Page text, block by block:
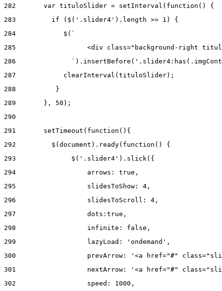
282
       var tituloSlider = setInterval(function() {
283
         if ($('.slider4').length >= 1) {
284
            $(`
285
<div class="background-right
286
287
            clearInterval(tituloSlider);
288
          }
289
       }, 50);
290
291
       setTimeout(function(){
292
         $(document).ready(function() {
293
              $('.slider4').slick({
294
                  arrows: true,
295
                  slidesToShow: 4,
296
                  slidesToScroll: 4,
297
                  dots:true,
298
                  infinite: false,
299
                  lazyLoad: 'ondemand',
300
prevArrow: '<a href="#"
301
nextArrow: '<a href="#"
302
                  speed: 1000,